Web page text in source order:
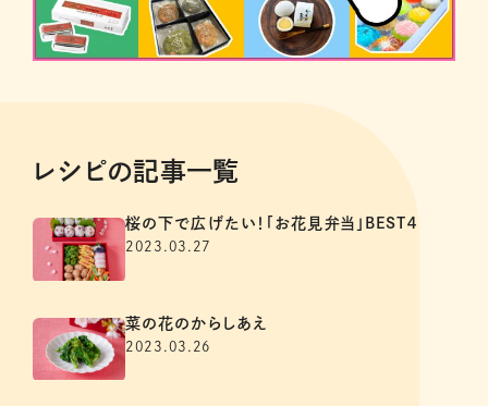
レシピの記事一覧
桜の下で広げたい！「お花見弁当」BEST４
2023.03.27
菜の花のからしあえ
2023.03.26